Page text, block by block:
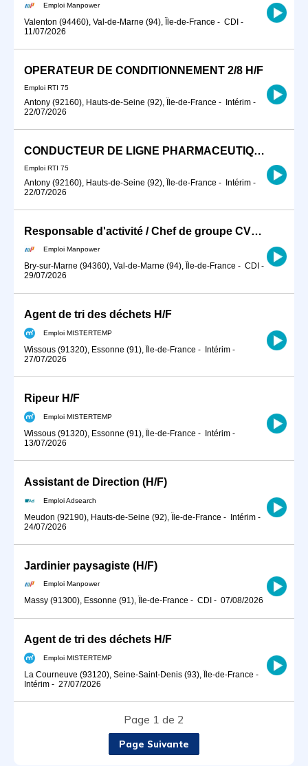
Emploi Manpower
Valenton (94460), Val-de-Marne (94), Île-de-France - CDI -
11/07/2026
OPERATEUR DE CONDITIONNEMENT 2/8 H/F
Emploi RTI 75
Antony (92160), Hauts-de-Seine (92), Île-de-France - Intérim -
22/07/2026
CONDUCTEUR DE LIGNE PHARMACEUTIQUE
Emploi RTI 75
Antony (92160), Hauts-de-Seine (92), Île-de-France - Intérim -
22/07/2026
Responsable d'activité / Chef de groupe CVC (H/F)
Emploi Manpower
Bry-sur-Marne (94360), Val-de-Marne (94), Île-de-France - CDI -
29/07/2026
Agent de tri des déchets H/F
Emploi MISTERTEMP
Wissous (91320), Essonne (91), Île-de-France - Intérim -
27/07/2026
Ripeur H/F
Emploi MISTERTEMP
Wissous (91320), Essonne (91), Île-de-France - Intérim -
13/07/2026
Assistant de Direction (H/F)
Emploi Adsearch
Meudon (92190), Hauts-de-Seine (92), Île-de-France - Intérim -
24/07/2026
Jardinier paysagiste (H/F)
Emploi Manpower
Massy (91300), Essonne (91), Île-de-France - CDI - 07/08/2026
Agent de tri des déchets H/F
Emploi MISTERTEMP
La Courneuve (93120), Seine-Saint-Denis (93), Île-de-France -
Intérim - 27/07/2026
Page 1 de 2
Page Suivante